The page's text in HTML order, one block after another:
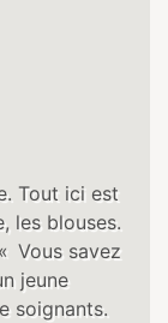
Tout ici est
les blouses.
Vous savez
jeune
soignants.